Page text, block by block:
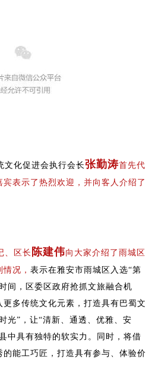
文化促进会执行会长张勤涛首先代
表示了热烈欢迎，并向客人介绍了
、区长 陈建伟向大家介绍了雨城区
况， 表示在雅安市雨城区入选“第
间，区委区政府抢抓文旅融合机
多传统文化元素，打造具有巴蜀文
光”，让“清新、通透、优雅、安
中具有独特的软实力。同时，将借
的能工巧匠，打造具有参与、体验价